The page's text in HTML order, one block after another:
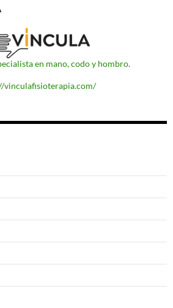
en mano, codo y hombro.
vinculafisioterapia.com/